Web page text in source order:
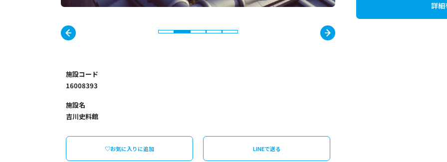
詳細
施設コード
16008393
施設名
吉川史料館
♡お気に入りに追加 LINEで送る